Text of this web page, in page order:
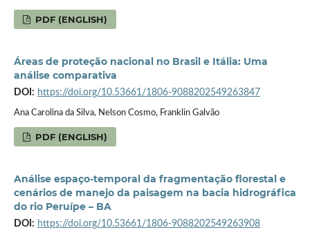
PDF (ENGLISH)
Áreas de proteção nacional no Brasil e Itália: Uma
análise comparativa
DOI: https://doi.org/10.53661/1806-9088202549263847
Ana Carolina da Silva, Nelson Cosmo, Franklin Galvão
PDF (ENGLISH)
Análise espaço-temporal da fragmentação florestal e
cenários de manejo da paisagem na bacia hidrográfica
do rio Peruípe – BA
DOI: https://doi.org/10.53661/1806-9088202549263908